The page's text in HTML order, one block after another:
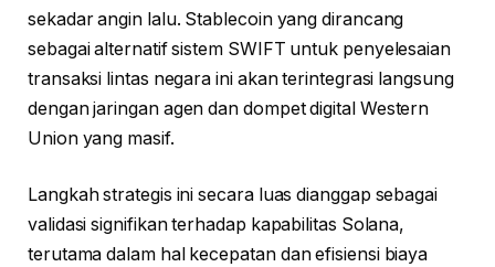
sekadar angin lalu. Stablecoin yang dirancang
sebagai alternatif sistem SWIFT untuk penyelesaian
transaksi lintas negara ini akan terintegrasi langsung
dengan jaringan agen dan dompet digital Western
Union yang masif.
Langkah strategis ini secara luas dianggap sebagai
validasi signifikan terhadap kapabilitas Solana,
terutama dalam hal kecepatan dan efisiensi biaya